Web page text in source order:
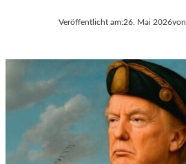
Veröffentlicht am:26. Mai 2026von